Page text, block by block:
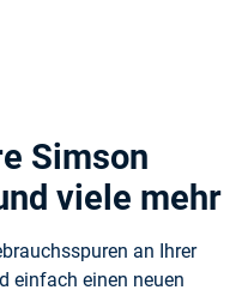
Simson
viele mehr
an Ihrer
einfach einen neuen